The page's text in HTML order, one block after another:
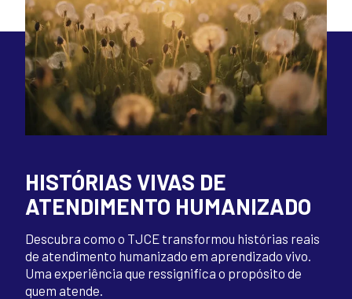
HISTÓRIAS VIVAS DE
ATENDIMENTO HUMANIZADO
Descubra como o TJCE transformou histórias reais
de atendimento humanizado em aprendizado vivo.
Uma experiência que ressignifica o propósito de
quem atende.